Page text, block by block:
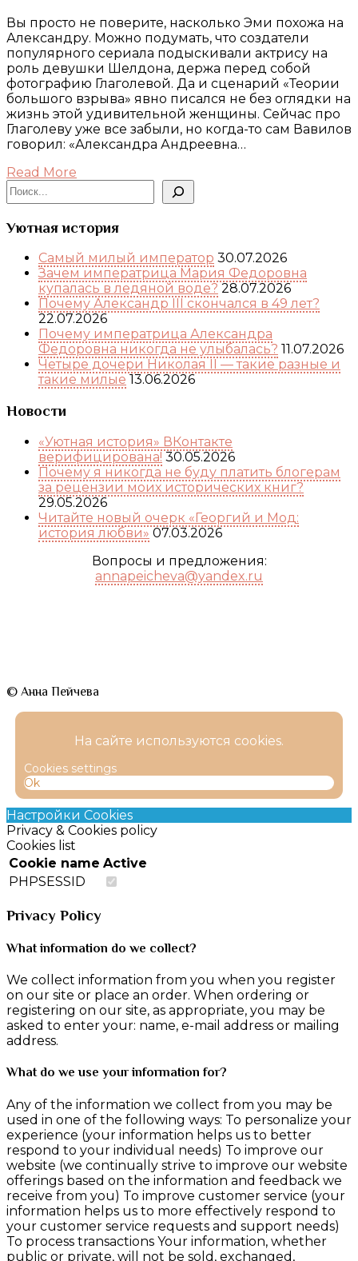
Вы просто не поверите, насколько Эми похожа на
Александру. Можно подумать, что создатели
популярного сериала подыскивали актрису на
роль девушки Шелдона, держа перед собой
фотографию Глаголевой. Да и сценарий «Теории
большого взрыва» явно писался не без оглядки на
жизнь этой удивительной женщины. Сейчас про
Глаголеву уже все забыли, но когда-то сам Вавилов
говорил: «Александра Андреевна…
Read More
Поиск
Уютная история
Самый милый император 30.07.2026
Зачем императрица Мария Федоровна
купалась в ледяной воде? 28.07.2026
Почему Александр III скончался в 49 лет?
22.07.2026
Почему императрица Александра
Федоровна никогда не улыбалась? 11.07.2026
Четыре дочери Николая II — такие разные и
такие милые 13.06.2026
Новости
«Уютная история» ВКонтакте
верифицирована! 30.05.2026
Почему я никогда не буду платить блогерам
за рецензии моих исторических книг?
29.05.2026
Читайте новый очерк «Георгий и Мод:
история любви» 07.03.2026
Вопросы и предложения:
annapeicheva@yandex.ru
© Анна Пейчева
На сайте используются cookies.
Cookies settings
Ok
Настройки Cookies
Privacy & Cookies policy
Cookies list
Cookie name Active
PHPSESSID
Privacy Policy
What information do we collect?
We collect information from you when you register
on our site or place an order. When ordering or
registering on our site, as appropriate, you may be
asked to enter your: name, e-mail address or mailing
address.
What do we use your information for?
Any of the information we collect from you may be
used in one of the following ways: To personalize your
experience (your information helps us to better
respond to your individual needs) To improve our
website (we continually strive to improve our website
offerings based on the information and feedback we
receive from you) To improve customer service (your
information helps us to more effectively respond to
your customer service requests and support needs)
To process transactions Your information, whether
public or private, will not be sold, exchanged,